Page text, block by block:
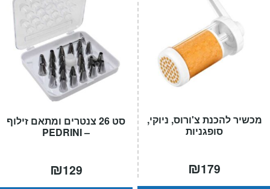
סט 26 צנטרים ומתאם זילוף
– PEDRINI
₪129
מכשיר להכנת צ'ורוס, ניוקי,
סופגניות
₪179